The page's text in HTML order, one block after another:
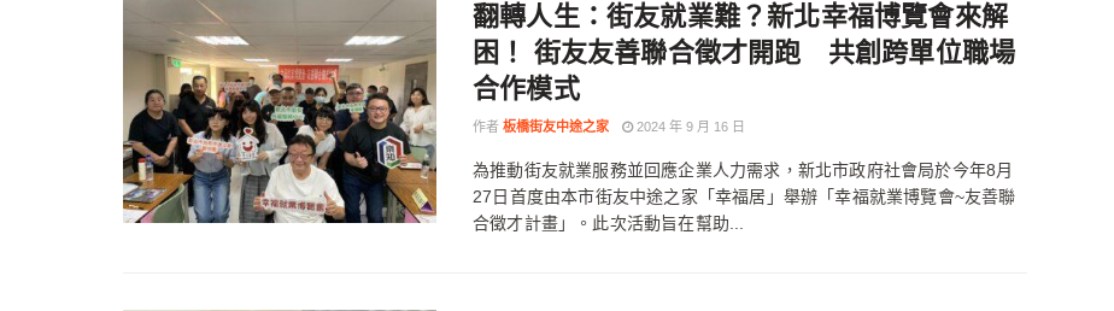
翻轉人生：街友就業難？新北幸福博覽會來解
困！ 街友友善聯合徵才開跑 共創跨單位職場
合作模式
作者 板橋街友中途之家 2024 年 9 月 16 日
為推動街友就業服務並回應企業人力需求，新北市政府社會局於今年8月
27日首度由本市街友中途之家「幸福居」舉辦「幸福就業博覽會~友善聯
合徵才計畫」。此次活動旨在幫助...